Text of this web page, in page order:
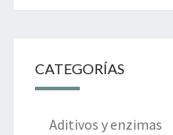
CATEGORÍAS
Aditivos y enzimas